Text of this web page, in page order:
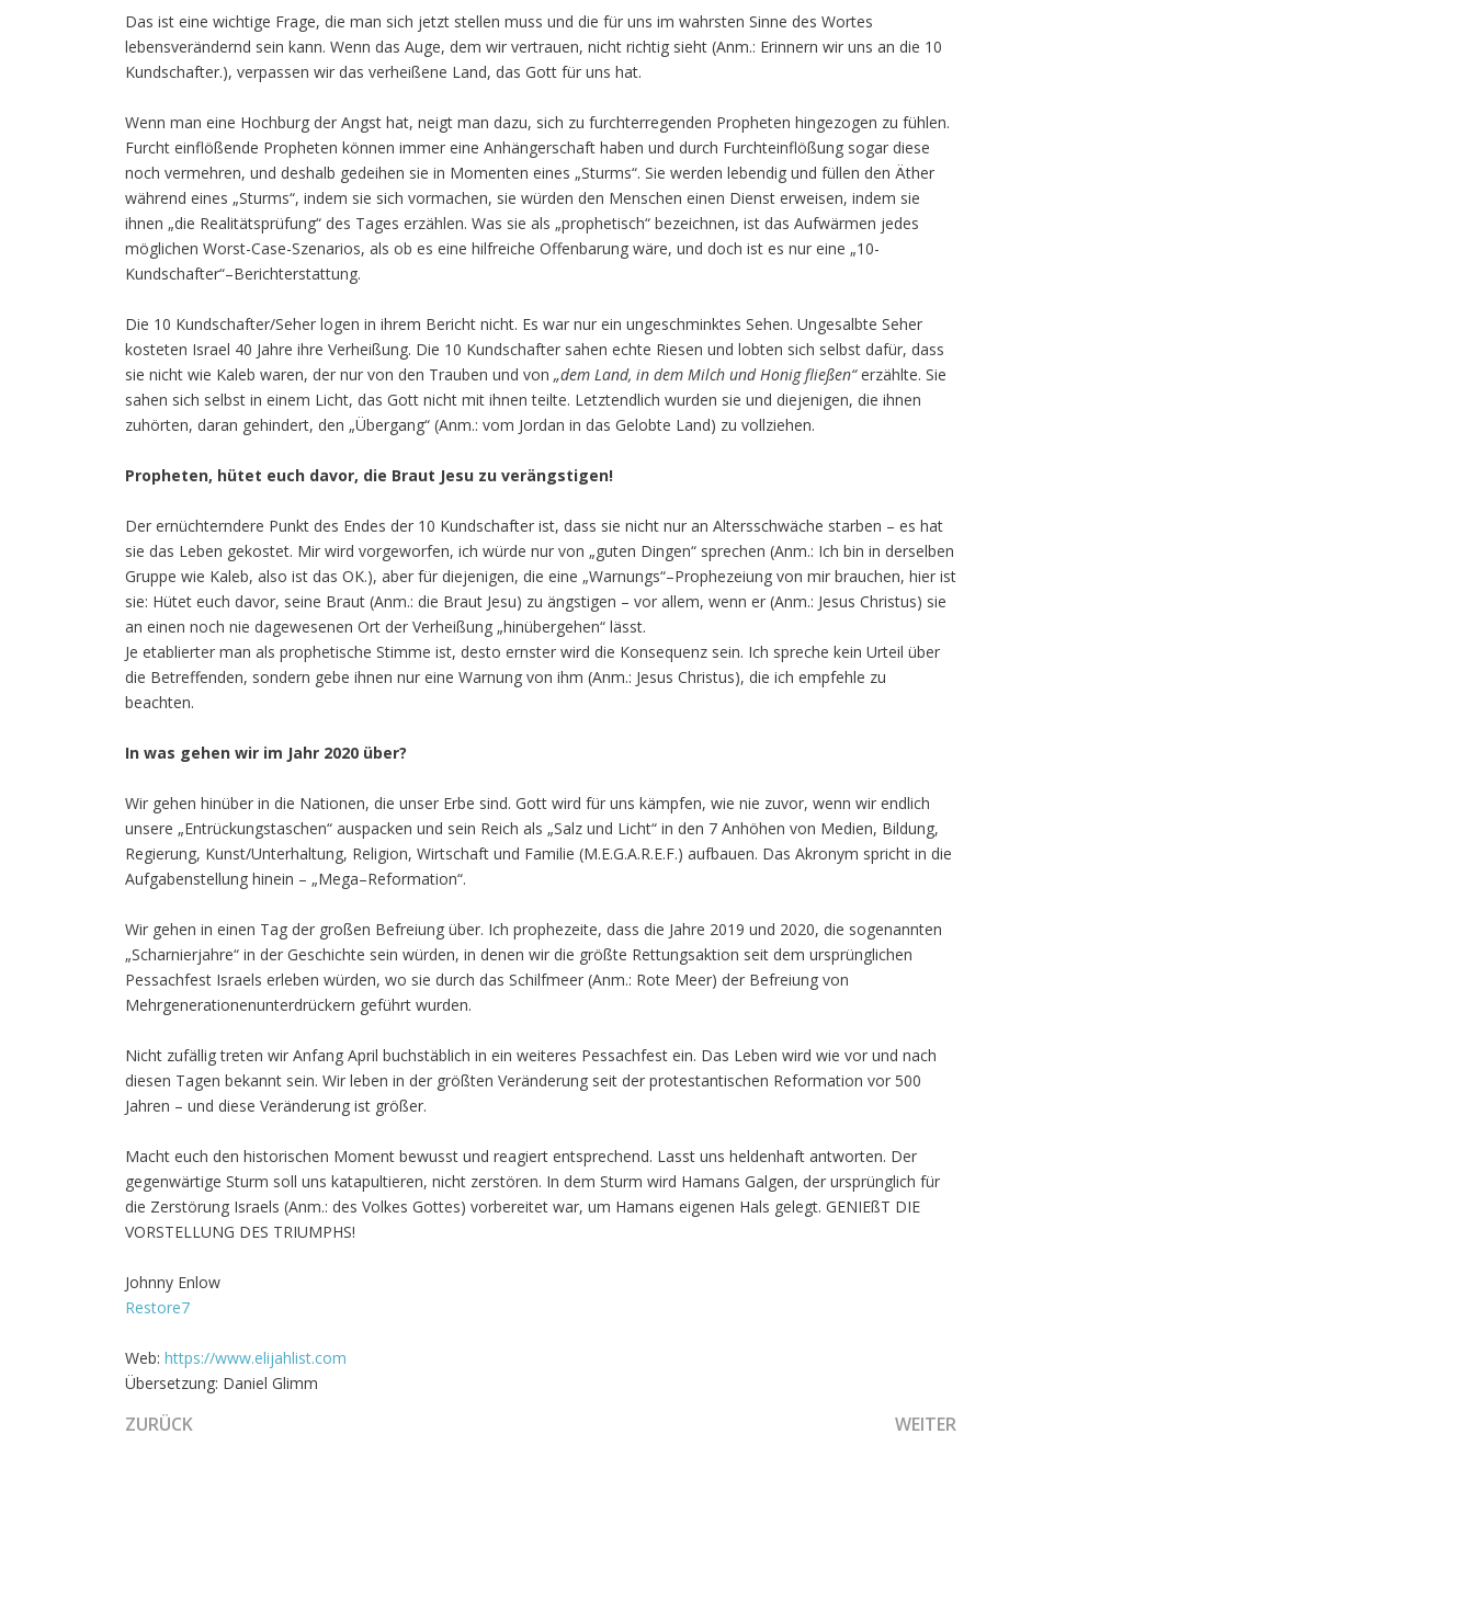
Das ist eine wichtige Frage, die man sich jetzt stellen muss und die für uns im wahrsten Sinne des Wortes
lebensverändernd sein kann. Wenn das Auge, dem wir vertrauen, nicht richtig sieht (Anm.: Erinnern wir uns an die 10
Kundschafter.), verpassen wir das verheißene Land, das Gott für uns hat.
Wenn man eine Hochburg der Angst hat, neigt man dazu, sich zu furchterregenden Propheten hingezogen zu fühlen.
Furcht einflößende Propheten können immer eine Anhängerschaft haben und durch Furchteinflößung sogar diese
noch vermehren, und deshalb gedeihen sie in Momenten eines „Sturms“. Sie werden lebendig und füllen den Äther
während eines „Sturms“, indem sie sich vormachen, sie würden den Menschen einen Dienst erweisen, indem sie
ihnen „die Realitätsprüfung“ des Tages erzählen. Was sie als „prophetisch“ bezeichnen, ist das Aufwärmen jedes
möglichen Worst-Case-Szenarios, als ob es eine hilfreiche Offenbarung wäre, und doch ist es nur eine „10-
Kundschafter“–Berichterstattung.
Die 10 Kundschafter/Seher logen in ihrem Bericht nicht. Es war nur ein ungeschminktes Sehen. Ungesalbte Seher
kosteten Israel 40 Jahre ihre Verheißung. Die 10 Kundschafter sahen echte Riesen und lobten sich selbst dafür, dass
sie nicht wie Kaleb waren, der nur von den Trauben und von „dem Land, in dem Milch und Honig fließen“erzählte. Sie
sahen sich selbst in einem Licht, das Gott nicht mit ihnen teilte. Letztendlich wurden sie und diejenigen, die ihnen
zuhörten, daran gehindert, den „Übergang“ (Anm.: vom Jordan in das Gelobte Land) zu vollziehen.
Propheten, hütet euch davor, die Braut Jesu zu verängstigen!
Der ernüchterndere Punkt des Endes der 10 Kundschafter ist, dass sie nicht nur an Altersschwäche starben – es hat
sie das Leben gekostet. Mir wird vorgeworfen, ich würde nur von „guten Dingen“ sprechen (Anm.: Ich bin in derselben
Gruppe wie Kaleb, also ist das OK.), aber für diejenigen, die eine „Warnungs“–Prophezeiung von mir brauchen, hier ist
sie: Hütet euch davor, seine Braut (Anm.: die Braut Jesu) zu ängstigen – vor allem, wenn er (Anm.: Jesus Christus) sie
an einen noch nie dagewesenen Ort der Verheißung „hinübergehen“ lässt.
Je etablierter man als prophetische Stimme ist, desto ernster wird die Konsequenz sein. Ich spreche kein Urteil über
die Betreffenden, sondern gebe ihnen nur eine Warnung von ihm (Anm.: Jesus Christus), die ich empfehle zu
beachten.
In was gehen wir im Jahr 2020 über?
Wir gehen hinüber in die Nationen, die unser Erbe sind. Gott wird für uns kämpfen, wie nie zuvor, wenn wir endlich
unsere „Entrückungstaschen“ auspacken und sein Reich als „Salz und Licht“ in den 7 Anhöhen von Medien, Bildung,
Regierung, Kunst/Unterhaltung, Religion, Wirtschaft und Familie (M.E.G.A.R.E.F.) aufbauen. Das Akronym spricht in die
Aufgabenstellung hinein – „Mega–Reformation“.
Wir gehen in einen Tag der großen Befreiung über. Ich prophezeite, dass die Jahre 2019 und 2020, die sogenannten
„Scharnierjahre“ in der Geschichte sein würden, in denen wir die größte Rettungsaktion seit dem ursprünglichen
Pessachfest Israels erleben würden, wo sie durch das Schilfmeer (Anm.: Rote Meer) der Befreiung von
Mehrgenerationenunterdrückern geführt wurden.
Nicht zufällig treten wir Anfang April buchstäblich in ein weiteres Pessachfest ein. Das Leben wird wie vor und nach
diesen Tagen bekannt sein. Wir leben in der größten Veränderung seit der protestantischen Reformation vor 500
Jahren – und diese Veränderung ist größer.
Macht euch den historischen Moment bewusst und reagiert entsprechend. Lasst uns heldenhaft antworten. Der
gegenwärtige Sturm soll uns katapultieren, nicht zerstören. In dem Sturm wird Hamans Galgen, der ursprünglich für
die Zerstörung Israels (Anm.: des Volkes Gottes) vorbereitet war, um Hamans eigenen Hals gelegt. GENIEßT DIE
VORSTELLUNG DES TRIUMPHS!
Johnny Enlow
Restore7
Web: https://www.elijahlist.com
Übersetzung: Daniel Glimm
VORHERIGER BEITRAG: EINE ZEIT ZUM INNEHALTEN - DER HEILER IST DA!
ZURÜCK NÄCHSTER BEITRAG: DIE ZERSTÖRUNG VON ZAUBEREI
WEITER